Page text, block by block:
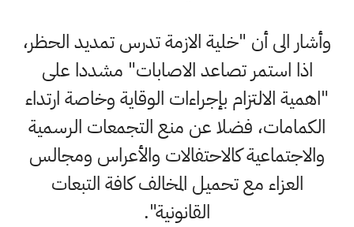
وأشار الى أن "خلية الازمة تدرس تمديد الحظر،
اذا استمر تصاعد الاصابات" مشددا على
"اهمية الالتزام بإجراءات الوقاية وخاصة ارتداء
الكمامات، فضلا عن منع التجمعات الرسمية
والاجتماعية كالاحتفالات والأعراس ومجالس
العزاء مع تحميل المخالف كافة التبعات
القانونية".